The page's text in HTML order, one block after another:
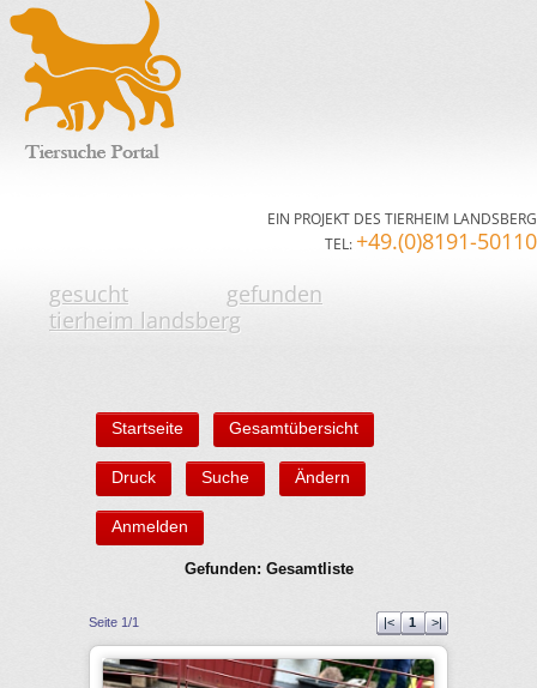
EIN PROJEKT DES TIERHEIM LANDSBERG
TEL: +49.(0)8191-50110
gesucht
gefunden
tierheim landsberg
Startseite Gesamtübersicht
Druck Suche Ändern
Anmelden
Gefunden: Gesamtliste
Seite 1/1 |< 1 >|